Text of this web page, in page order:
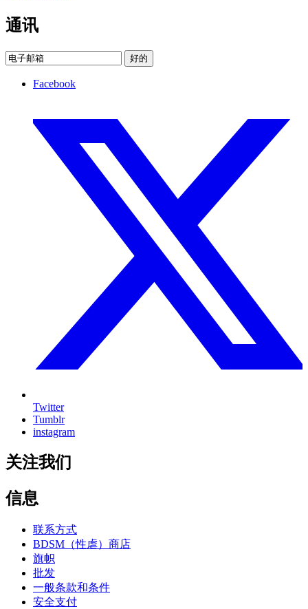
通讯
好的
Facebook
Twitter
Tumblr
instagram
关注我们
信息
联系方式
BDSM（性虐）商店
旗帜
批发
一般条款和条件
安全支付